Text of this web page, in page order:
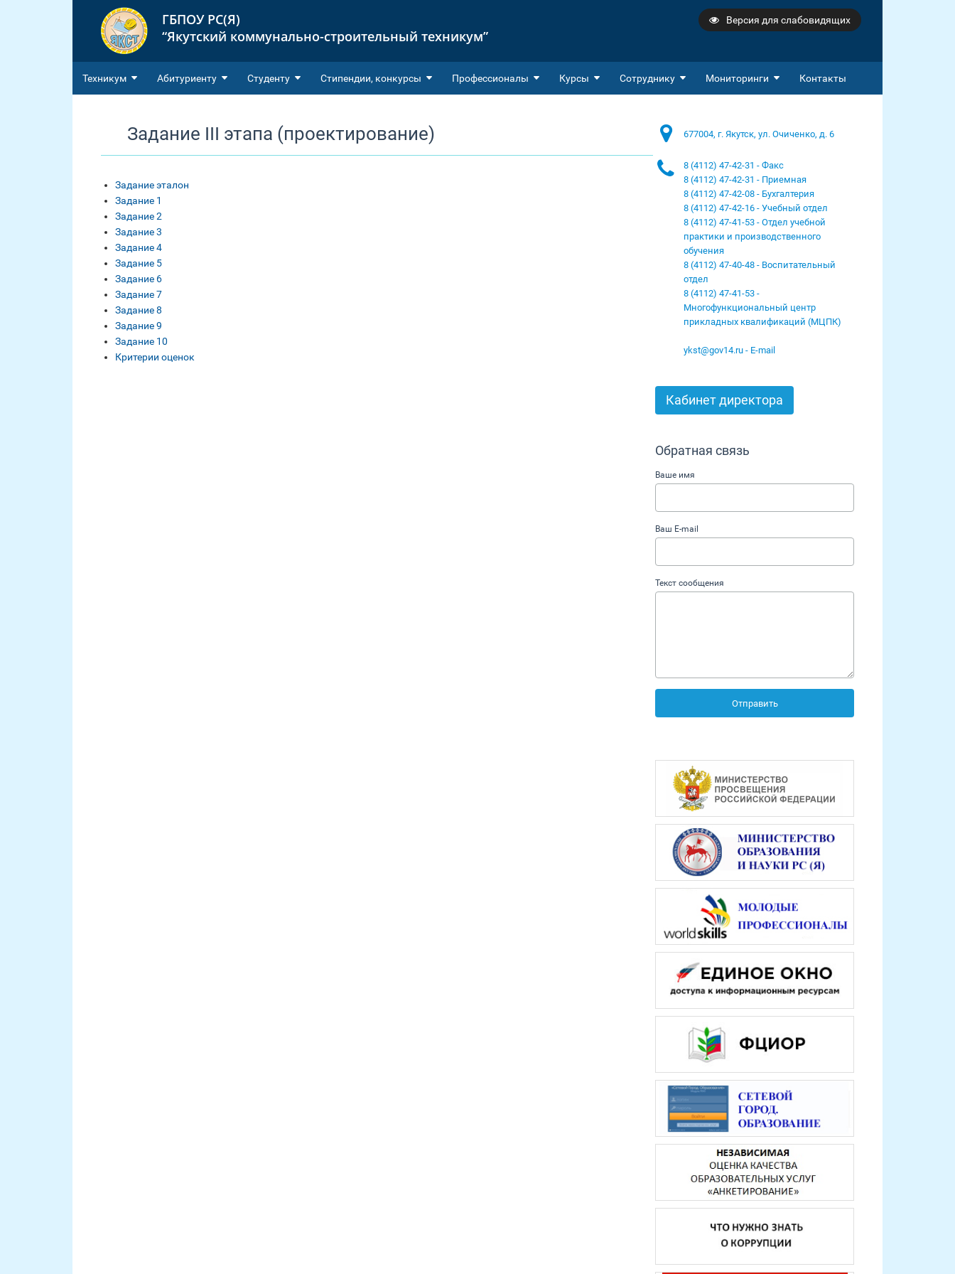
ГБПОУ РС(Я)
“Якутский коммунально-строительный техникум”
Версия для слабовидящих
Техникум Абитуриенту Студенту Cтипендии, конкурсы Профессионалы Курсы Сотруднику Мониторинги Контакты
Задание III этапа (проектирование)
Задание эталон
Задание 1
Задание 2
Задание 3
Задание 4
Задание 5
Задание 6
Задание 7
Задание 8
Задание 9
Задание 10
Критерии оценок
677004, г. Якутск, ул. Очиченко, д. 6
8 (4112) 47-42-31 - Факс
8 (4112) 47-42-31 - Приемная
8 (4112) 47-42-08 - Бухгалтерия
8 (4112) 47-42-16 - Учебный отдел
8 (4112) 47-41-53 - Отдел учебной
практики и производственного
обучения
8 (4112) 47-40-48 - Воспитательный
отдел
8 (4112) 47-41-53 -
Многофункциональный центр
прикладных квалификаций (МЦПК)
ykst@gov14.ru - E-mail
Кабинет директора
Обратная связь
Ваше имя
Ваш E-mail
Текст сообщения